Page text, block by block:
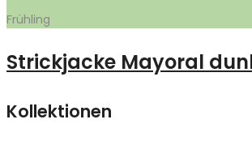
Frühling
Strickjacke Mayoral
Kollektionen